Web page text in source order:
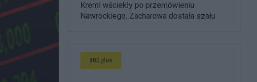
Kreml wściekły po przemówieniu
Nawrockiego. Zacharowa dostała szału
800 plus